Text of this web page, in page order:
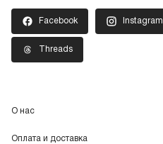
Facebook Instagram
Threads
О нас
Оплата и доставка